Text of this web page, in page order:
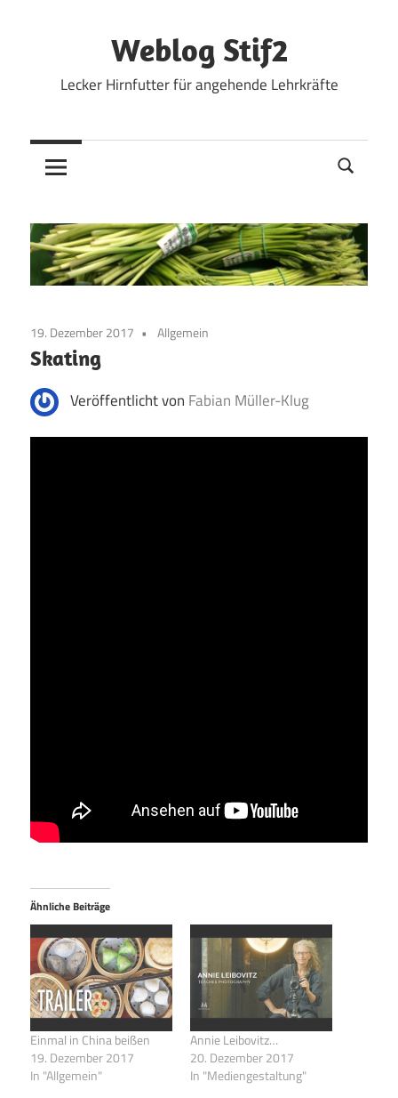
Weblog Stif2
Lecker Hirnfutter für angehende Lehrkräfte
19. Dezember 2017 Allgemein
Skating
Veröffentlicht von Fabian Müller-Klug
Ähnliche Beiträge
Einmal in China beißen
19. Dezember 2017
In "Allgemein"
Annie Leibovitz…
20. Dezember 2017
In "Mediengestaltung"